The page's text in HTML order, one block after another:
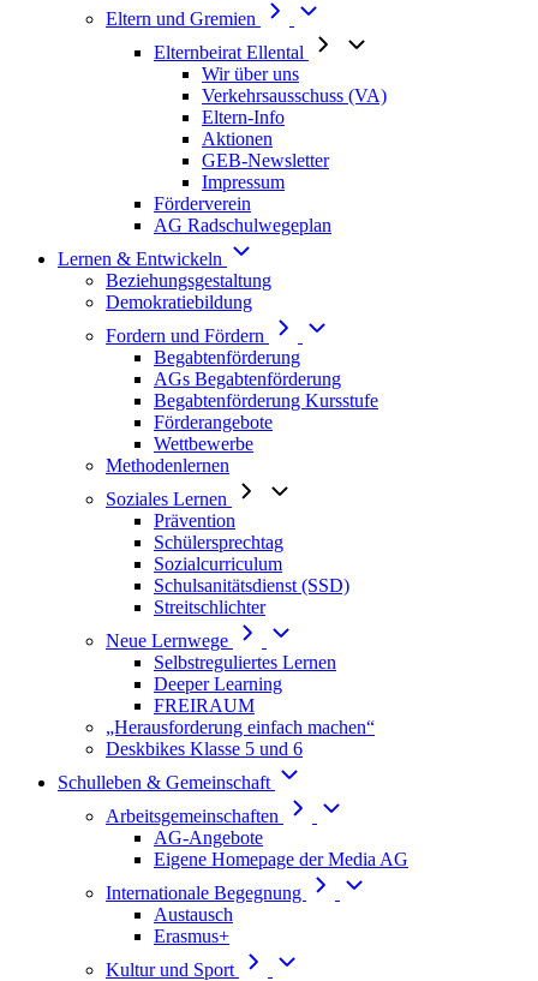
Eltern und Gremien
Elternbeirat Ellental
Wir über uns
Verkehrsausschuss (VA)
Eltern-Info
Aktionen
GEB-Newsletter
Impressum
Förderverein
AG Radschulwegeplan
Lernen & Entwickeln
Beziehungsgestaltung
Demokratiebildung
Fordern und Fördern
Begabtenförderung
AGs Begabtenförderung
Begabtenförderung Kursstufe
Förderangebote
Wettbewerbe
Methodenlernen
Soziales Lernen
Prävention
Schülersprechtag
Sozialcurriculum
Schulsanitätsdienst (SSD)
Streitschlichter
Neue Lernwege
Selbstreguliertes Lernen
Deeper Learning
FREIRAUM
„Herausforderung einfach machen“
Deskbikes Klasse 5 und 6
Schulleben & Gemeinschaft
Arbeitsgemeinschaften
AG-Angebote
Eigene Homepage der Media AG
Internationale Begegnung
Austausch
Erasmus+
Kultur und Sport